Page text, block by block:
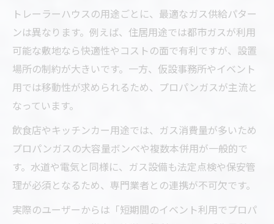
トレーラーハウスの用途ごとに、最適なガス供給パター
ンは異なります。例えば、住居用途では都市ガスが利用
可能な敷地なら快適性やコストの面で有利ですが、設置
場所の制約が大きいです。一方、仮設事務所やイベント
用では移動性が求められるため、プロパンガスが主流と
なっています。
飲食店やキッチンカー用途では、ガス消費量が多いため
プロパンガスの大容量ボンベや複数本併用が一般的で
す。水道や電気と同様に、ガス設備も法定点検や保安管
理が必須となるため、専門業者との連携が不可欠です。
実際のユーザーからは「短期間のイベント利用でプロパ